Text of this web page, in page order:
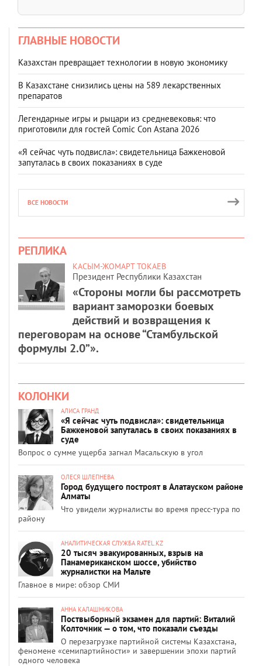
ГЛАВНЫЕ НОВОСТИ
Казахстан превращает технологии в новую экономику
В Казахстане снизились цены на 589 лекарственных
препаратов
Легендарные игры и рыцари из средневековья: что
приготовили для гостей Comic Con Astana 2026
«Я сейчас чуть подвисла»: свидетельница Бажкеновой
запуталась в своих показаниях в суде
ВСЕ НОВОСТИ
РЕПЛИКА
КАСЫМ-ЖОМАРТ ТОКАЕВ
Президент Республики Казахстан
«Стороны могли бы рассмотреть
вариант заморозки боевых
действий и возвращения к
переговорам на основе “Стамбульской
формулы 2.0”».
КОЛОНКИ
АЛИСА ГРАНД
«Я сейчас чуть подвисла»: свидетельница
Бажкеновой запуталась в своих показаниях в
суде
Вопрос о сумме ущерба загнал Масальскую в угол
ОЛЕСЯ ШЛЕПНЕВА
Город будущего построят в Алатауском районе
Алматы
Что увидели журналисты во время пресс-тура по
району
АНАЛИТИЧЕСКАЯ СЛУЖБА RATEL.KZ
20 тысяч эвакуированных, взрыв на
Панамериканском шоссе, убийство
журналистки на Мальте
Главное в мире: обзор СМИ
АННА КАЛАШНИКОВА
Поствыборный экзамен для партий: Виталий
Колточник — о том, что показали съезды
О перезагрузке партийной системы Казахстана,
феномене «семипартийности» и завершении эпохи партий
одного человека